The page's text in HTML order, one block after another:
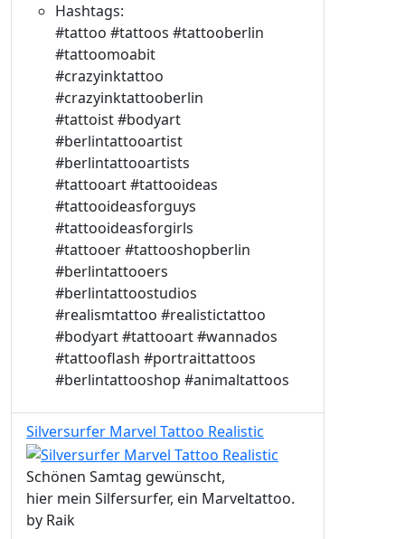
Hashtags:
#tattoo #tattoos #tattooberlin
#tattoomoabit
#crazyinktattoo
#crazyinktattooberlin
#tattoist #bodyart
#berlintattooartist
#berlintattooartists
#tattooart #tattooideas
#tattooideasforguys
#tattooideasforgirls
#tattooer #tattooshopberlin
#berlintattooers
#berlintattoostudios
#realismtattoo #realistictattoo
#bodyart #tattooart #wannados
#tattooflash #portraittattoos
#berlintattooshop #animaltattoos
Silversurfer Marvel Tattoo Realistic
Schönen Samtag gewünscht,
hier mein Silfersurfer, ein Marveltattoo.
by Raik